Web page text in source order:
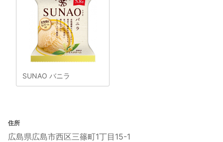
SUNAO バニラ
住所
広島県広島市西区三篠町1丁目15-1